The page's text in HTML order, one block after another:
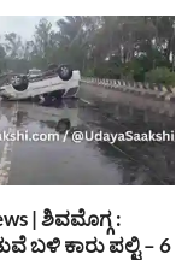
| ಶಿವಮೊಗ್ಗ :
ಬಳಿ ಕಾರು ಪಲ್ಟಿ – 6